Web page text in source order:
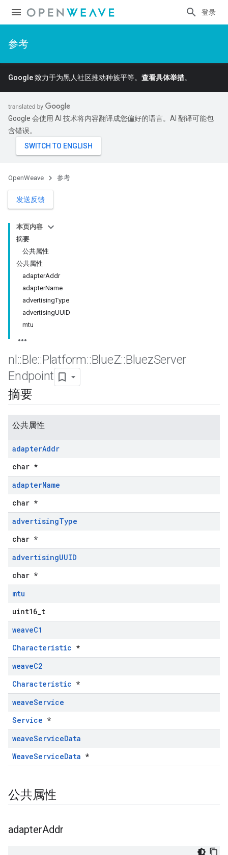
登录
参考
Google 致力于为黑人社区推动种族平等。 查看具体举措。
Google 会使用 AI 技术将内容翻译成您偏好的语言。AI 翻译可能包
含错误。
OpenWeave 参考
发送反馈
本页内容
摘要
公共属性
公共属性
adapterAddr
adapterName
advertisingType
advertisingUUID
mtu
nl ::Ble::Platform::BlueZ::BluezServer
Endpoint
摘要
公共属性
adapterAddr
char *
adapterName
char *
advertisingType
char *
advertisingUUID
char *
mtu
uint16_t
weaveC1
Characteristic *
weaveC2
Characteristic *
weaveService
Service *
weaveServiceData
WeaveServiceData *
公共属性
adapterAddr